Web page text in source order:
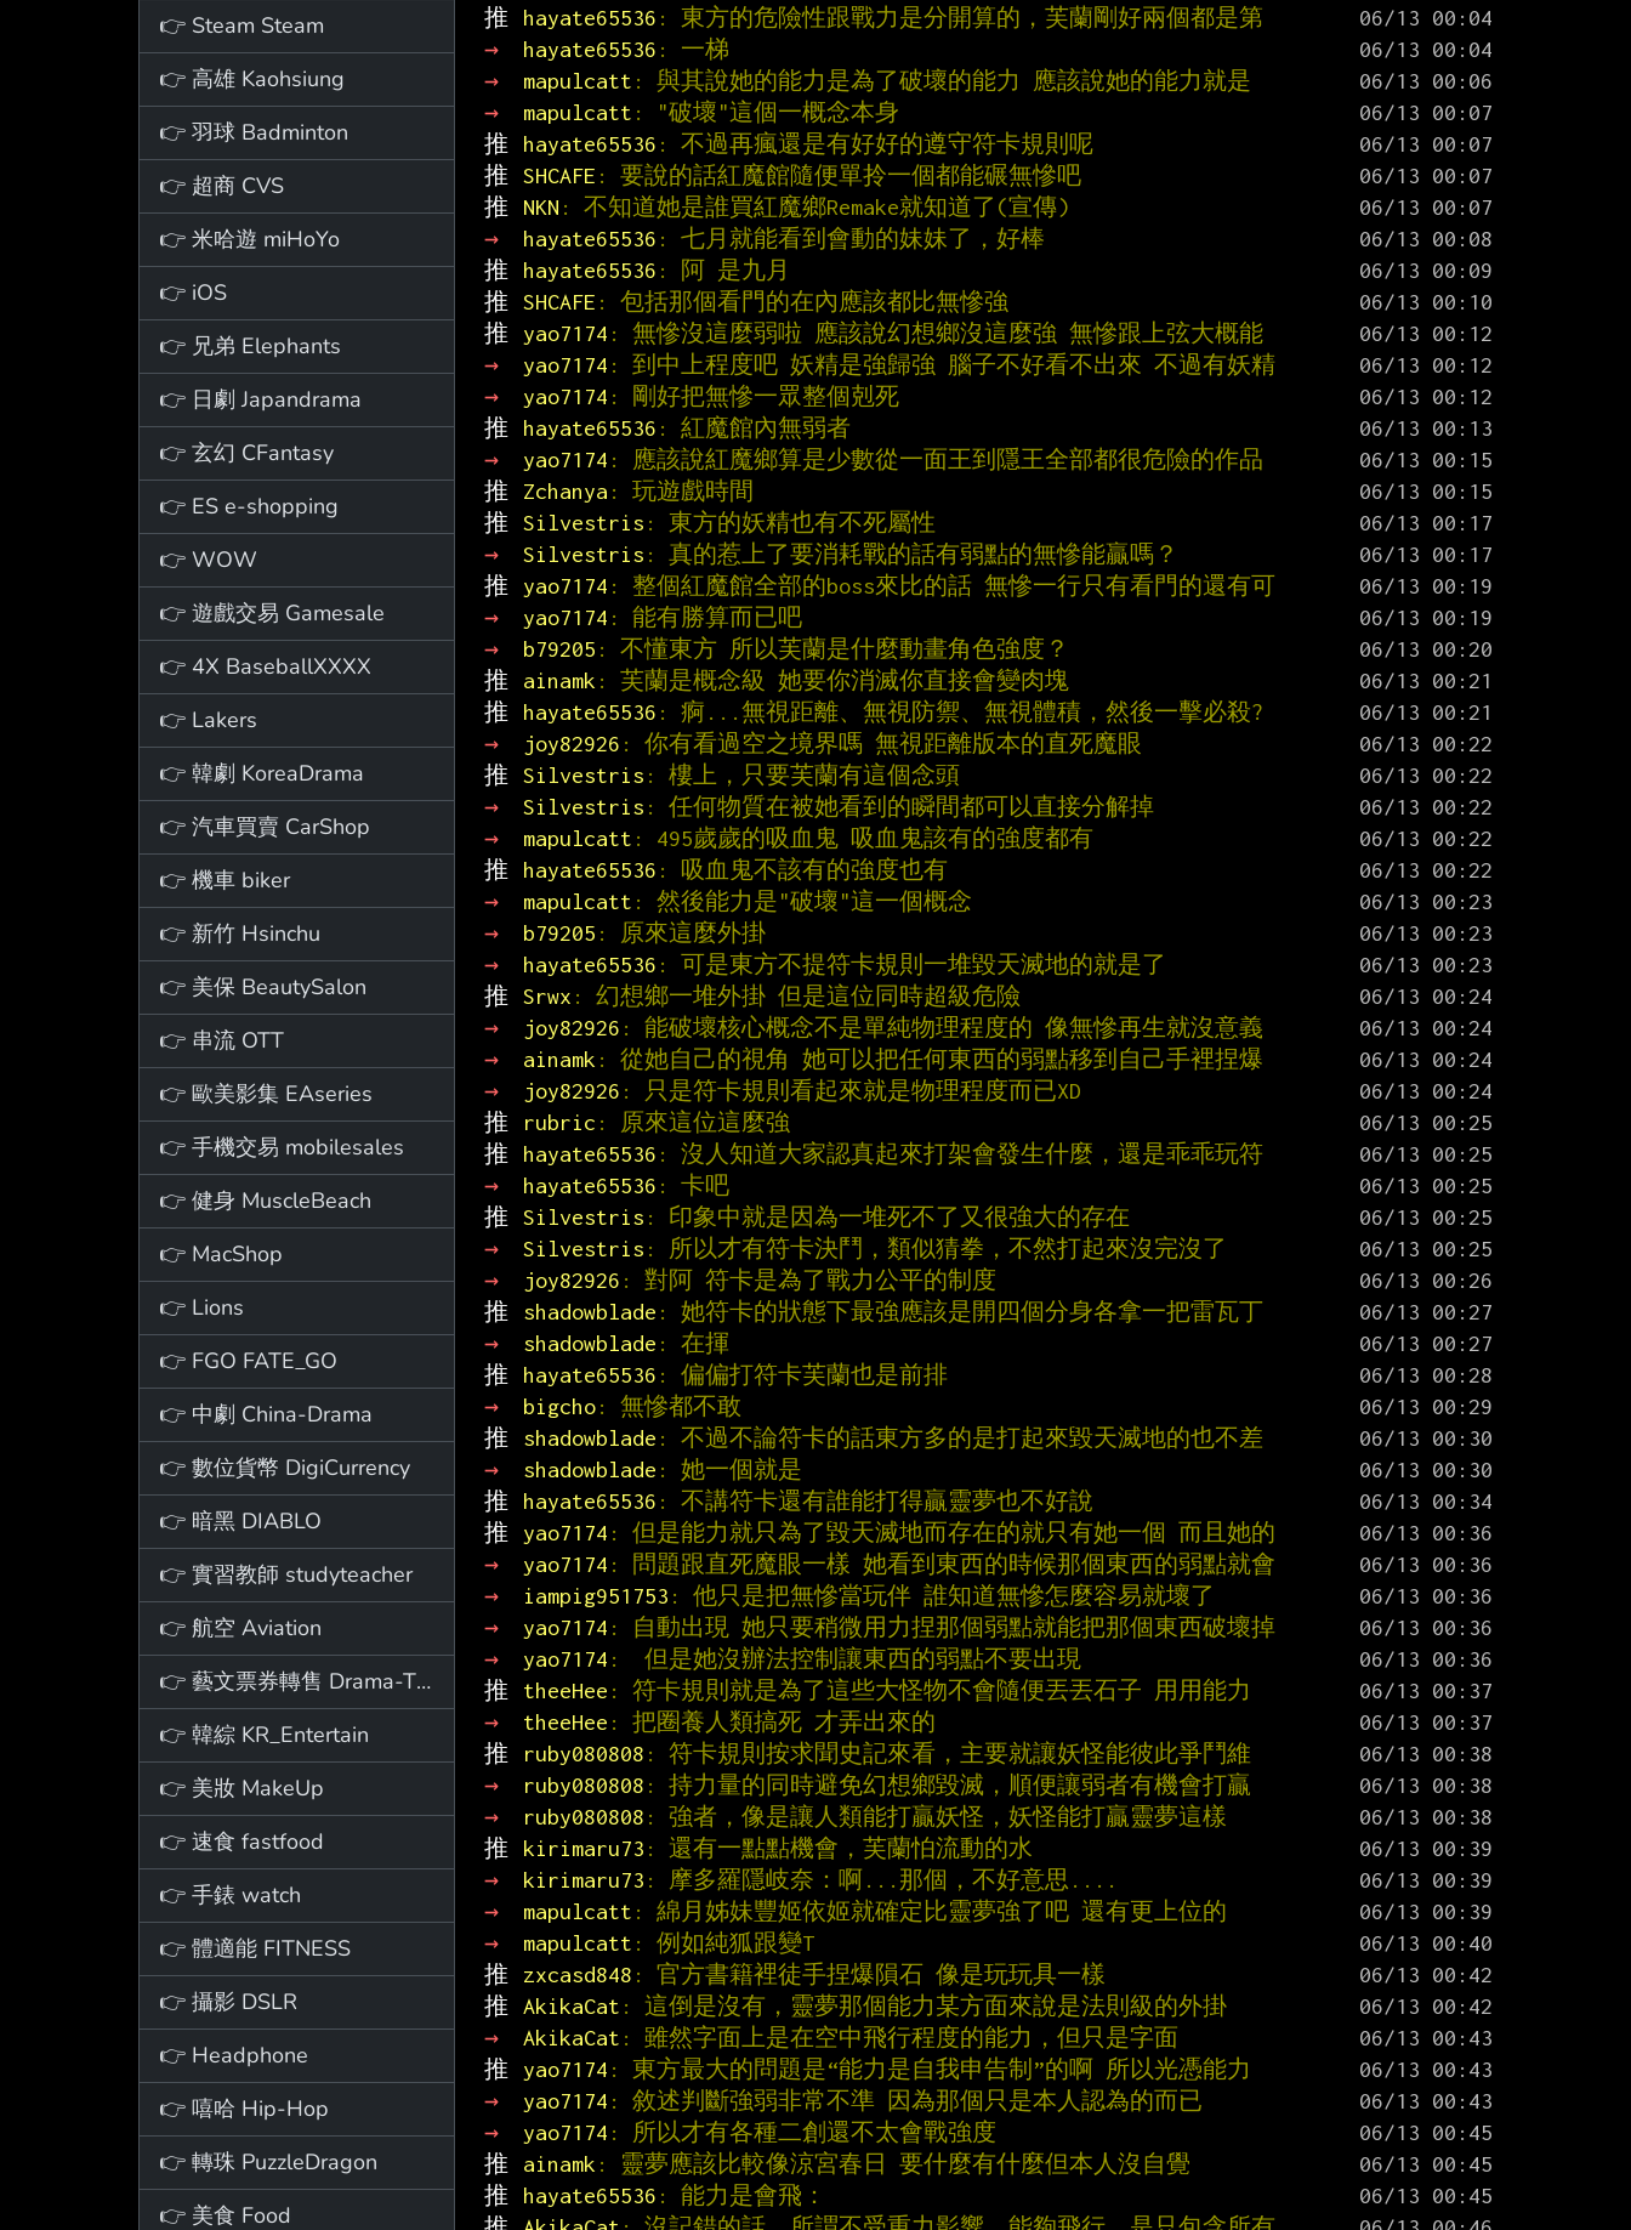
👉 Steam Steam
👉 高雄 Kaohsiung
👉 羽球 Badminton
👉 超商 CVS
👉 米哈遊 miHoYo
👉 iOS
👉 兄弟 Elephants
👉 日劇 Japandrama
👉 玄幻 CFantasy
👉 ES e-shopping
👉 WOW
👉 遊戲交易 Gamesale
👉 4X BaseballXXXX
👉 Lakers
👉 韓劇 KoreaDrama
👉 汽車買賣 CarShop
👉 機車 biker
👉 新竹 Hsinchu
👉 美保 BeautySalon
👉 串流 OTT
👉 歐美影集 EAseries
👉 手機交易 mobilesales
👉 健身 MuscleBeach
👉 MacShop
👉 Lions
👉 FGO FATE_GO
👉 中劇 China-Drama
👉 數位貨幣 DigiCurrency
👉 暗黑 DIABLO
👉 實習教師 studyteacher
👉 航空 Aviation
👉 藝文票券轉售 Drama-Ticket
👉 韓綜 KR_Entertain
👉 美妝 MakeUp
👉 速食 fastfood
👉 手錶 watch
👉 體適能 FITNESS
👉 攝影 DSLR
👉 Headphone
👉 嘻哈 Hip-Hop
👉 轉珠 PuzzleDragon
👉 美食 Food
推
hayate65536 : 東方的危險性跟戰力是分開算的，芙蘭剛好兩個都是第
→
hayate65536 : 一梯
→
mapulcatt : 與其說她的能力是為了破壞的能力 應該說她的能力就是
→
mapulcatt : "破壞"這個一概念本身
推
hayate65536 : 不過再瘋還是有好好的遵守符卡規則呢
推 SHCAFE : 要說的話紅魔館隨便單拎一個都能碾無慘吧
推
NKN : 不知道她是誰買紅魔鄉Remake就知道了(宣傳)
→
hayate65536 : 七月就能看到會動的妹妹了，好棒
推
hayate65536 : 阿 是九月
推 SHCAFE : 包括那個看門的在內應該都比無慘強
推
yao7174 : 無慘沒這麼弱啦 應該說幻想鄉沒這麼強 無慘跟上弦大概能
→
yao7174 : 到中上程度吧 妖精是強歸強 腦子不好看不出來 不過有妖精
→
yao7174 : 剛好把無慘一眾整個剋死
推
hayate65536 : 紅魔館內無弱者
→
yao7174 : 應該說紅魔鄉算是少數從一面王到隱王全部都很危險的作品
推
Zchanya : 玩遊戲時間
推 Silvestris : 東方的妖精也有不死屬性
→
Silvestris : 真的惹上了要消耗戰的話有弱點的無慘能贏嗎？
推
yao7174 : 整個紅魔館全部的boss來比的話 無慘一行只有看門的還有可
→
yao7174 : 能有勝算而已吧
→
b79205 : 不懂東方 所以芙蘭是什麼動畫角色強度？
推
ainamk : 芙蘭是概念級 她要你消滅你直接會變肉塊
推
hayate65536 : 痾...無視距離、無視防禦、無視體積，然後一擊必殺?
→
joy82926 : 你有看過空之境界嗎 無視距離版本的直死魔眼
推 Silvestris : 樓上，只要芙蘭有這個念頭
→
Silvestris : 任何物質在被她看到的瞬間都可以直接分解掉
→
mapulcatt : 495歲歲的吸血鬼 吸血鬼該有的強度都有
推
hayate65536 : 吸血鬼不該有的強度也有
→
mapulcatt : 然後能力是"破壞"這一個概念
→
b79205 : 原來這麼外掛
→
hayate65536 : 可是東方不提符卡規則一堆毀天滅地的就是了
推 Srwx : 幻想鄉一堆外掛 但是這位同時超級危險
→
joy82926 : 能破壞核心概念不是單純物理程度的 像無慘再生就沒意義
→
ainamk : 從她自己的視角 她可以把任何東西的弱點移到自己手裡捏爆
→
joy82926 : 只是符卡規則看起來就是物理程度而已XD
推
rubric : 原來這位這麼強
推
hayate65536 : 沒人知道大家認真起來打架會發生什麼，還是乖乖玩符
→
hayate65536 : 卡吧
推 Silvestris : 印象中就是因為一堆死不了又很強大的存在
→
Silvestris : 所以才有符卡決鬥，類似猜拳，不然打起來沒完沒了
→
joy82926 : 對阿 符卡是為了戰力公平的制度
推
shadowblade : 她符卡的狀態下最強應該是開四個分身各拿一把雷瓦丁
→
shadowblade : 在揮
推
hayate65536 : 偏偏打符卡芙蘭也是前排
→
bigcho: 無慘都不敢
推
shadowblade : 不過不論符卡的話東方多的是打起來毀天滅地的也不差
→
shadowblade : 她一個就是
推
hayate65536 : 不講符卡還有誰能打得贏靈夢也不好說
推
yao7174 : 但是能力就只為了毀天滅地而存在的就只有她一個 而且她的
→
yao7174 : 問題跟直死魔眼一樣 她看到東西的時候那個東西的弱點就會
→
iampig951753 : 他只是把無慘當玩伴 誰知道無慘怎麼容易就壞了
→
yao7174 : 自動出現 她只要稍微用力捏那個弱點就能把那個東西破壞掉
→
yao7174 :  但是她沒辦法控制讓東西的弱點不要出現
推
theeHee : 符卡規則就是為了這些大怪物不會隨便丟丟石子 用用能力
→
theeHee : 把圈養人類搞死 才弄出來的
推
ruby080808 : 符卡規則按求聞史記來看，主要就讓妖怪能彼此爭鬥維
→
ruby080808 : 持力量的同時避免幻想鄉毀滅，順便讓弱者有機會打贏
→
ruby080808 : 強者，像是讓人類能打贏妖怪，妖怪能打贏靈夢這樣
推
kirimaru73 : 還有一點點機會，芙蘭怕流動的水
→
kirimaru73 : 摩多羅隱岐奈：啊...那個，不好意思....
→
mapulcatt : 綿月姊妹豐姬依姬就確定比靈夢強了吧 還有更上位的
→
mapulcatt : 例如純狐跟變T
推
zxcasd848 : 官方書籍裡徒手捏爆隕石 像是玩玩具一樣
推 AkikaCat : 這倒是沒有，靈夢那個能力某方面來說是法則級的外掛
→
AkikaCat : 雖然字面上是在空中飛行程度的能力，但只是字面
推
yao7174 : 東方最大的問題是“能力是自我申告制”的啊 所以光憑能力
→
yao7174 : 敘述判斷強弱非常不準 因為那個只是本人認為的而已
→
yao7174 : 所以才有各種二創還不太會戰強度
推
ainamk : 靈夢應該比較像涼宮春日 要什麼有什麼但本人沒自覺
推
hayate65536 : 能力是會飛：